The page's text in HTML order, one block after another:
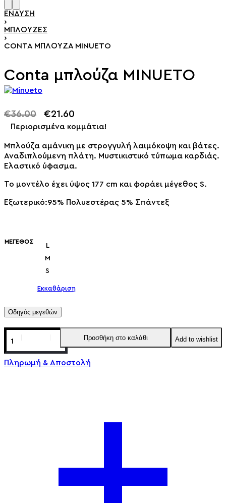
ΈΝΔΥΣΗ
›
ΜΠΛΟΎΖΕΣ
›
CONTA ΜΠΛΟΎΖΑ MINUETO
Conta μπλούζα MINUETO
€36.00 €21.60
Περιορισμένα κομμάτια!
Μπλούζα αμάνικη με στρογγυλή λαιμόκοψη και βάτες.
Αναδιπλούμενη πλάτη. Μυστικιστικό τύπωμα καρδιάς.
Ελαστικό ύφασμα.
Το μοντέλο έχει ύψος 177 cm και φοράει μέγεθος S.
Εξωτερικό:95% Πολυεστέρας 5% Σπάντεξ
ΜΈΓΕΘΟΣ
L
M
S
Εκκαθάριση
Οδηγός μεγεθών
Προσθήκη στο καλάθι Add to wishlist
Πληρωμή & Αποστολή